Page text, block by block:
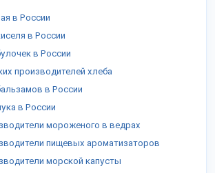
в России
в России
в России
производителей хлеба
в России
в России
мороженого в ведрах
пищевых ароматизаторов
морской капусты